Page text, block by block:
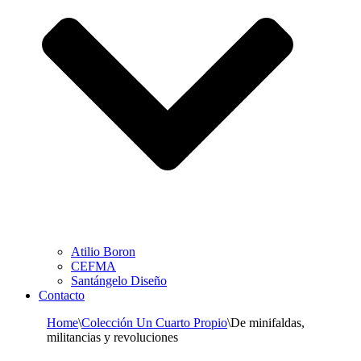
Atilio Boron
CEFMA
Santángelo Diseño
Contacto
Home\Colección Un Cuarto Propio\De minifaldas,
militancias y revoluciones